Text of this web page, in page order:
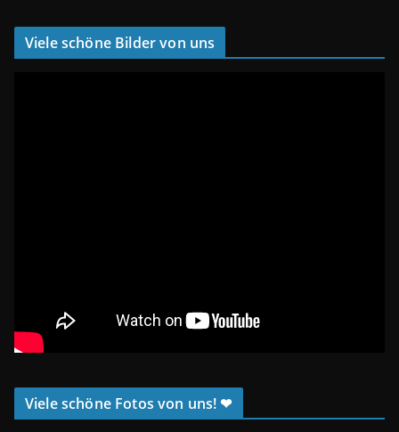
Viele schöne Bilder von uns
Viele schöne Fotos von uns! ❤